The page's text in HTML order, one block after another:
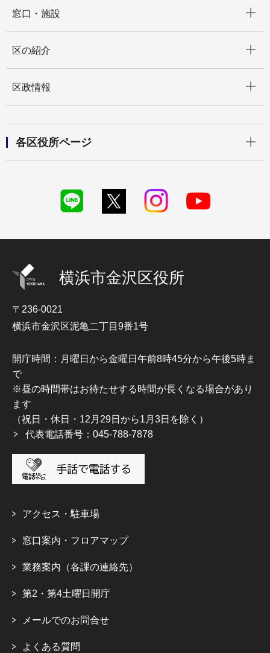
窓口・施設
区の紹介
区政情報
各区役所ページ
横浜市金沢区役所
〒236-0021
横浜市金沢区泥亀二丁目9番1号
開庁時間：月曜日から金曜日午前8時45分から午後5時ま
で
※昼の時間帯はお待たせする時間が長くなる場合があり
ます
（祝日・休日・12月29日から1月3日を除く）
代表電話番号：045-788-7878
アクセス・駐車場
窓口案内・フロアマップ
業務案内（各課の連絡先）
第2・第4土曜日開庁
メールでのお問合せ
よくある質問